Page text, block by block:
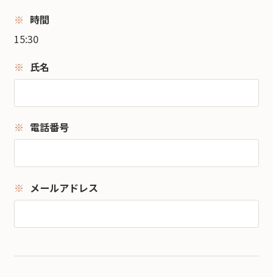
時間
15:30
氏名
電話番号
メールアドレス